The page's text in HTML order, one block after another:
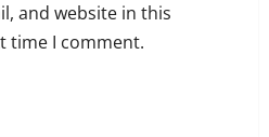
and website in this
time I comment.